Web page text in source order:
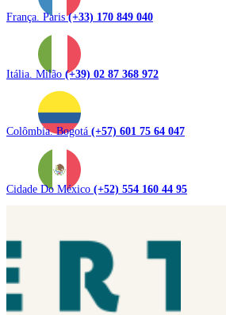
França. Paris(+33) 170 849 040
Itália. Milão (+39) 02 87 368 972
Colômbia. Bogotá (+57) 601 75 64 047
Cidade Do México (+52) 554 160 44 95